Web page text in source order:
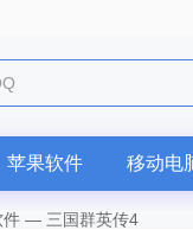
苹果软件 移动电
件 — 三国群英传4